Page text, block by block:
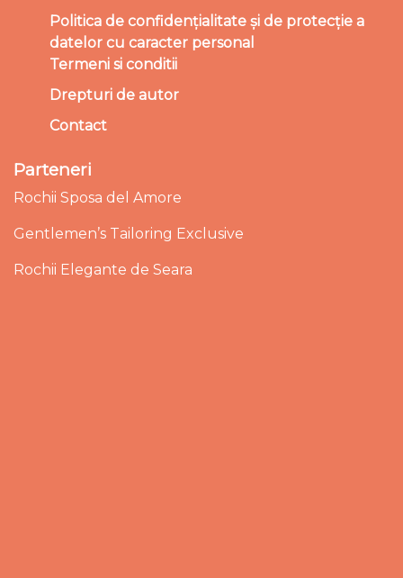
Politica de confidențialitate și de protecție a
datelor cu caracter personal
Termeni si conditii
Drepturi de autor
Contact
Parteneri
Rochii Sposa del Amore
Gentlemen’s Tailoring Exclusive
Rochii Elegante de Seara